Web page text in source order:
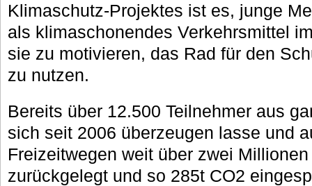
Klimaschutz-Projektes ist es, junge
als klimaschonendes Verkehrsmittel
sie zu motivieren, das Rad für den
zu nutzen.
Bereits über 12.500 Teilnehmer aus
sich seit 2006 überzeugen lasse und
Freizeitwegen weit über zwei
zurückgelegt und so 285t CO2